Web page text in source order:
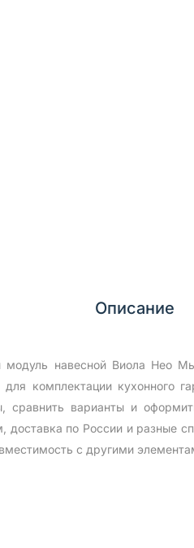
Описание
модуль навесной Виола Нео
для комплектации кухонного
сравнить варианты и
доставка по России и разные
с другими